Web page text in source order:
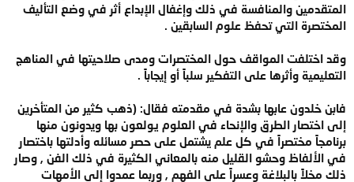
المتقدمين والمنافسة في ذلك وإغفال الإبداع أثر في وضع التأليف
المختصرة التي تحفظ علوم السابقين .
وقد اختلفت المواقف حول المختصرات ومدى صلاحيتها في المناهج
التعليمية وأثرها على التفكير سلباً أو إيجاباً .
فابن خلدون عابها بشدة في مقدمته فقال: (ذهب كثير من المتأخرين
إلى اختصار الطرق والإنحاء في العلوم يولعون بها ويدونون منها
برنامجاً مختصراً في كل علم يشتمل على حصر مسائله وأدلتها باختصار
في الألفاظ وحشو القليل منه بالمعاني الكثيرة في ذلك الفن , وصار
ذلك مخلاً بالبلاغة وعسراً على الفهم , وربما عمدوا إلى الأمهات